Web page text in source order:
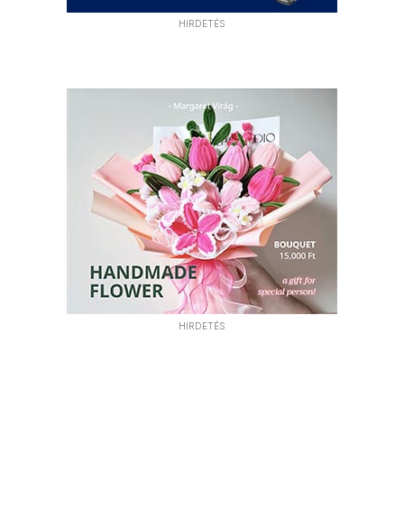
HIRDETÉS
HIRDETÉS